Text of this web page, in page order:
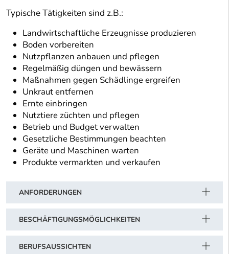
Typische Tätigkeiten sind z.B.:
Landwirtschaftliche Erzeugnisse produzieren
Boden vorbereiten
Nutzpflanzen anbauen und pflegen
Regelmäßig düngen und bewässern
Maßnahmen gegen Schädlinge ergreifen
Unkraut entfernen
Ernte einbringen
Nutztiere züchten und pflegen
Betrieb und Budget verwalten
Gesetzliche Bestimmungen beachten
Geräte und Maschinen warten
Produkte vermarkten und verkaufen
ANFORDERUNGEN
BESCHÄFTIGUNGSMÖGLICHKEITEN
BERUFSAUSSICHTEN